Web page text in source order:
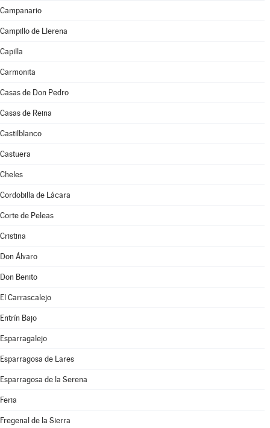
Campanario
Campillo de Llerena
Capilla
Carmonita
Casas de Don Pedro
Casas de Reina
Castilblanco
Castuera
Cheles
Cordobilla de Lácara
Corte de Peleas
Cristina
Don Álvaro
Don Benito
El Carrascalejo
Entrín Bajo
Esparragalejo
Esparragosa de Lares
Esparragosa de la Serena
Feria
Fregenal de la Sierra